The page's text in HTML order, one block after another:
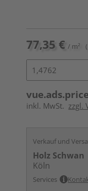
77,35 € / m²
inkl. MwSt. zzgl.
Verkauf und
Holz Schwan
Köln
Services